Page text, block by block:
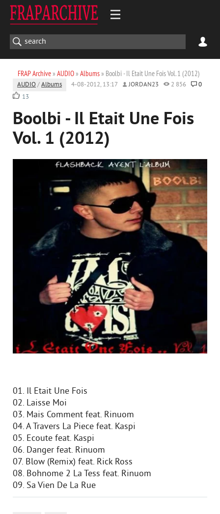
FRAP Archive» AUDIO» Albums» Boolbi - Il Etait Une Fois Vol. 1 (2012)
AUDIO /Albums 4-08-2012, 13:17 JORDAN23 2 856
0
13
Boolbi - Il Etait Une Fois
Vol. 1 (2012)
01. Il Etait Une Fois
02. Laisse Moi
03. Mais Comment feat. Rinuom
04. A Travers La Piece feat. Kaspi
05. Ecoute feat. Kaspi
06. Danger feat. Rinuom
07. Blow (Remix) feat. Rick Ross
08. Bohnome 2 La Tess feat. Rinuom
09. Sa Vien De La Rue